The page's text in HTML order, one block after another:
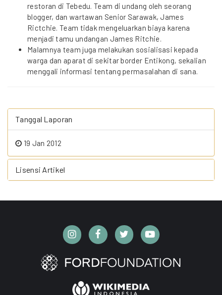
restoran di Tebedu. Team di undang oleh seorang
blogger, dan wartawan Senior Sarawak, James
Rictchie. Team tidak mengeluarkan biaya karena
menjadi tamu undangan James Ritchie.
Malamnya team juga melakukan sosialisasi kepada
warga dan aparat di sekitar border Entikong, sekalian
menggali informasi tentang permasalahan di sana.
Tanggal Laporan
19 Jan 2012
Lisensi Artikel